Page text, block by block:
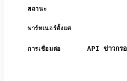
สถานะ
พาร์ทเนอร์ตั้งแต่
การเชื่อมต่อ
API ข่าวกร